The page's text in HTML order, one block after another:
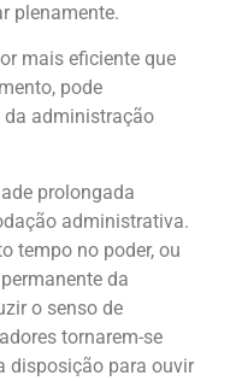
plenamente.
mais eficiente que
pode
da administração
prolongada
administrativa.
tempo no poder, ou
da
o senso de
tornarem-se
disposição para ouvir